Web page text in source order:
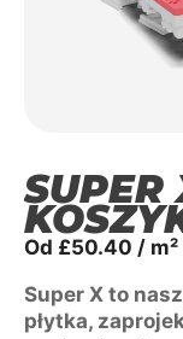
SUPER
Od £50.40 / m²
Super X to
płytka,